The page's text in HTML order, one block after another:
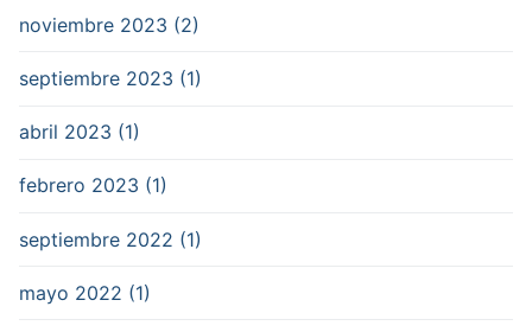
noviembre 2023 (2)
septiembre 2023 (1)
abril 2023 (1)
febrero 2023 (1)
septiembre 2022 (1)
mayo 2022 (1)